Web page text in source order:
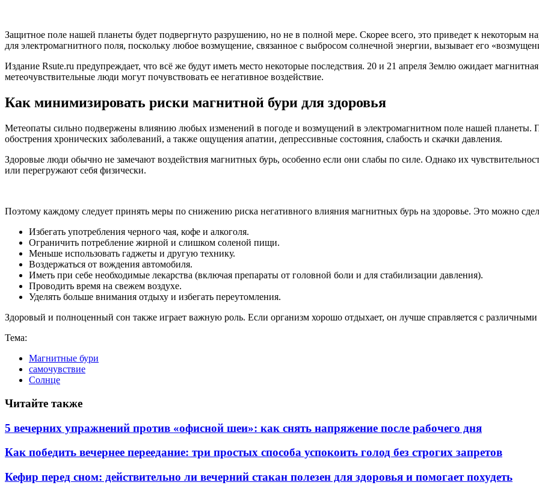
Защитное поле нашей планеты будет подвергнуто разрушению, но не в полной мере. Скорее всего, это приведет к некоторым
для электромагнитного поля, поскольку любое возмущение, связанное с выбросом солнечной энергии, вызывает его
Издание Rsute.ru предупреждает, что всё же будут иметь место некоторые последствия. 20 и 21 апреля Землю ожидает
метеочувствительные люди могут почувствовать ее негативное воздействие.
Как минимизировать риски магнитной бури для здоровья
Метеопаты сильно подвержены влиянию любых изменений в погоде и возмущений в электромагнитном поле нашей планеты.
обострения хронических заболеваний, а также ощущения апатии, депрессивные состояния, слабость и скачки давления.
Здоровые люди обычно не замечают воздействия магнитных бурь, особенно если они слабы по силе. Однако их
или перегружают себя физически.
Поэтому каждому следует принять меры по снижению риска негативного влияния магнитных бурь на здоровье. Это можно
Избегать употребления черного чая, кофе и алкоголя.
Ограничить потребление жирной и слишком соленой пищи.
Меньше использовать гаджеты и другую технику.
Воздержаться от вождения автомобиля.
Иметь при себе необходимые лекарства (включая препараты от головной боли и для стабилизации давления).
Проводить время на свежем воздухе.
Уделять больше внимания отдыху и избегать переутомления.
Здоровый и полноценный сон также играет важную роль. Если организм хорошо отдыхает, он лучше справляется с
Тема:
Магнитные бури
самочувствие
Солнце
Читайте также
5 вечерних упражнений против «офисной шеи»: как снять напряжение после рабочего дня
Как победить вечернее переедание: три простых способа успокоить голод без строгих запретов
Кефир перед сном: действительно ли вечерний стакан полезен для здоровья и помогает похудеть